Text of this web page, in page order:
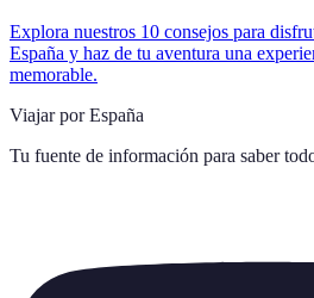
Explora nuestros 10 consejos para
España y haz de tu aventura una
memorable.
Viajar por España
Tu fuente de información para saber